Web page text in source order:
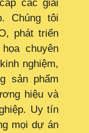
các giải
Chúng tôi
phát triển
chuyên
nghiệm,
sản phẩm
hiệu và
Uy tín
mọi dự án